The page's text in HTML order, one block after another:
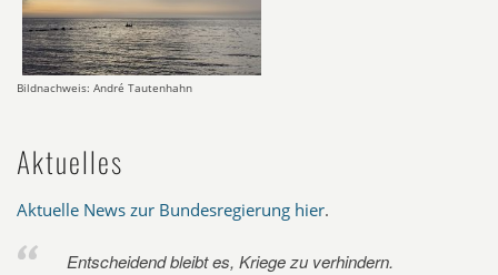
Bildnachweis: André Tautenhahn
Aktuelles
Aktuelle News zur Bundesregierung hier.
Entscheidend bleibt es, Kriege zu verhindern.